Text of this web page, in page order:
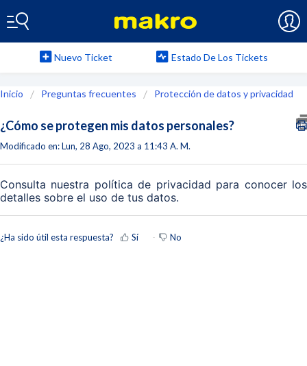
Nuevo Ticket Estado De Los Tickets
Inicio Preguntas frecuentes Protección de datos y privacidad
¿Cómo se protegen mis datos personales?
Modificado en: Lun, 28 Ago, 2023 a 11:43 A. M.
Consulta nuestra política de privacidad para conocer los
detalles sobre el uso de tus datos.
¿Ha sido útil esta respuesta? Sí No